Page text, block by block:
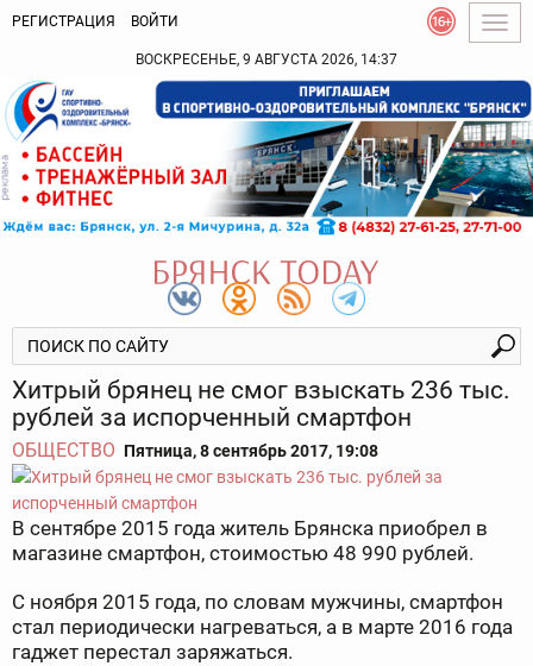
РЕГИСТРАЦИЯ ВОЙТИ
ВОСКРЕСЕНЬЕ, 9 АВГУСТА 2026, 14:37
Хитрый брянец не смог взыскать 236 тыс.
рублей за испорченный смартфон
ОБЩЕСТВО Пятница, 8 сентябрь 2017, 19:08
В сентябре 2015 года житель Брянска приобрел в
магазине смартфон, стоимостью 48 990 рублей.
С ноября 2015 года, по словам мужчины, смартфон
стал периодически нагреваться, а в марте 2016 года
гаджет перестал заряжаться.